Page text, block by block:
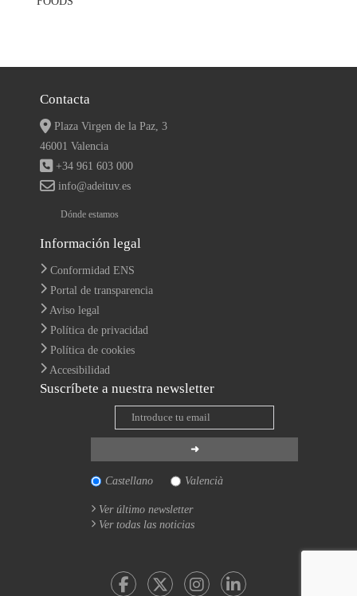
Contacta
Plaza Virgen de la Paz, 3
46001 Valencia
+34 961 603 000
info@adeituv.es
Dónde estamos
Información legal
Conformidad ENS
Portal de transparencia
Aviso legal
Política de privacidad
Política de cookies
Accesibilidad
Suscríbete a nuestra newsletter
Castellano Valencià
Ver último newsletter
Ver todas las noticias